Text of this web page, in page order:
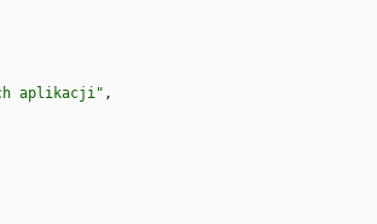
aplikacji" ,